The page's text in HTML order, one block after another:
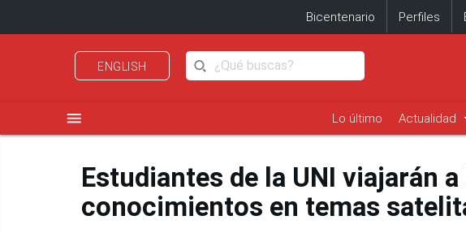
Bicentenario Perfiles
ENGLISH
menu Lo último Actualidad
Estudiantes de la UNI viajarán
conocimientos en temas